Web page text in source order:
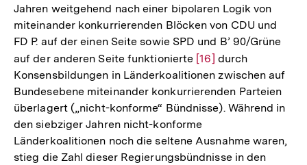
Jahren weitgehend nach einer bipolaren Logik von
miteinander konkurrierenden Blöcken von CDU und
FD P. auf der einen Seite sowie SPD und B’ 90/Grüne
auf der anderen Seite funktionierte Zur
Auflösung
der
Fußnote
[16] durch
Konsensbildungen in Länderkoalitionen zwischen auf
Bundesebene miteinander konkurrierenden Parteien
überlagert („nicht-konforme“ Bündnisse). Während in
den siebziger Jahren nicht-konforme
Länderkoalitionen noch die seltene Ausnahme waren,
stieg die Zahl dieser Regierungsbündnisse in den